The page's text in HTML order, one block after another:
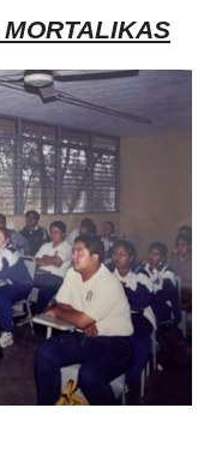
MORTALIKAS